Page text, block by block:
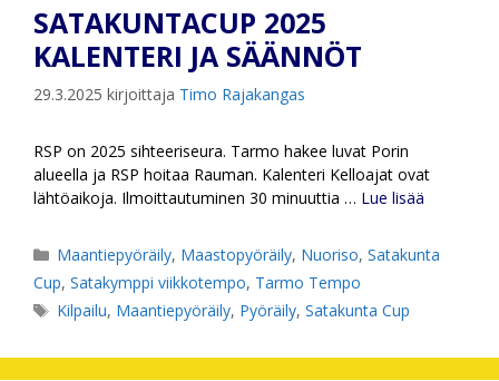
SATAKUNTACUP 2025
KALENTERI JA SÄÄNNÖT
29.3.2025 kirjoittaja Timo Rajakangas
RSP on 2025 sihteeriseura. Tarmo hakee luvat Porin
alueella ja RSP hoitaa Rauman. Kalenteri Kelloajat ovat
lähtöaikoja. Ilmoittautuminen 30 minuuttia … Lue lisää
Kategoriat
Maantiepyöräily, Maastopyöräily, Nuoriso,Satakunta
Cup, Satakymppi viikkotempo, Tarmo Tempo
Avainsanat
Kilpailu, Maantiepyöräily, Pyöräily,Satakunta Cup